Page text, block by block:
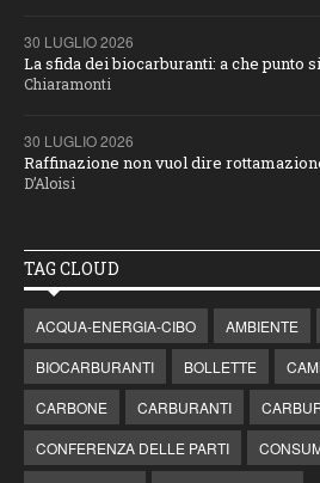
30 LUGLIO 2026
La sfida dei biocarburanti: a che punto
Chiaramonti
30 LUGLIO 2026
Raffinazione non vuol dire
D’Aloisi
TAG CLOUD
ACQUA-ENERGIA-CIBO AMBIENTE
BIOCARBURANTI
BOLLETTE
CARBONE
CARBURANTI
CONFERENZA DELLE PARTI